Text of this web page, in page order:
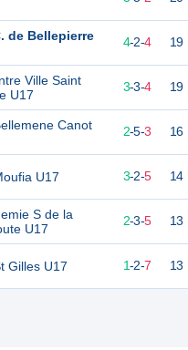
de Bellepierre
Ville Saint
U17
Canot
U17
S de la
U17
Gilles U17
24 10 4-2-4 19
22 3-3-4 19
21 10 2-5-3 16
3-2-5 14
19 2-3-5 13
15 1-2-7 13